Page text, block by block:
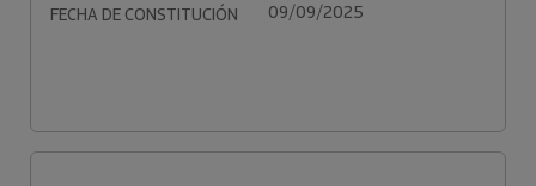
FECHA DE CONSTITUCIÓN 09/09/2025